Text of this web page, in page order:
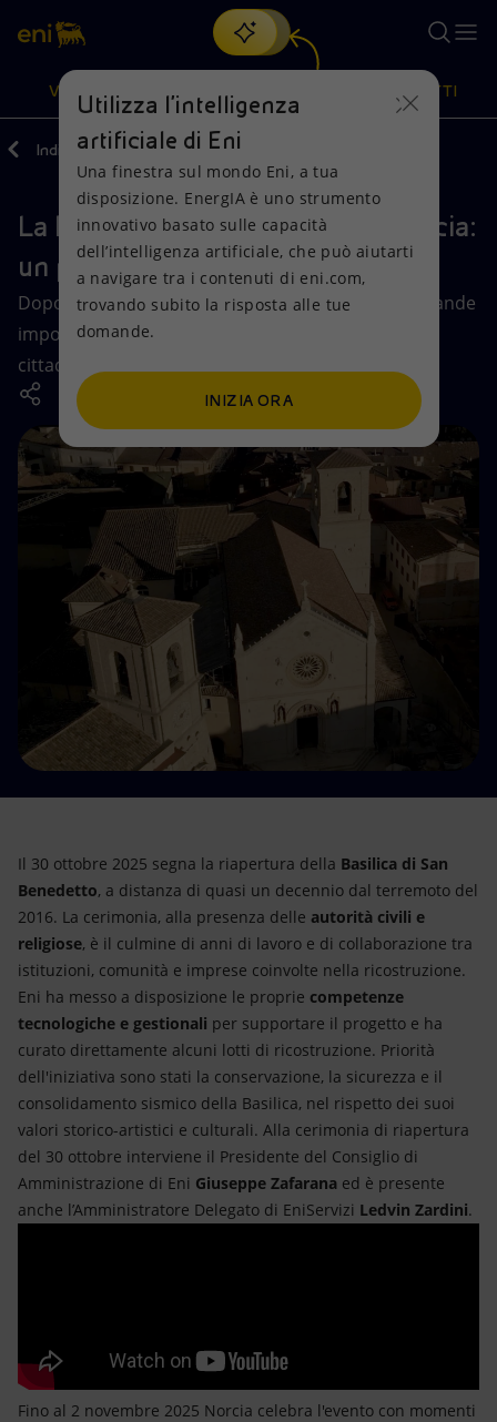
Cerca
scopri EnergIA, la nostra nuova soluzione di intelligenza
artificiale.
VISIONE
Visione
Mission e valori
Persone e Partnership
Net Zero
Modello satellitare
Energia accessibile
Innovazione
Scenari energetici
Azioni
Diversificazione energetica
Tecnologie per la transizione
Collaborazioni per l'innovazione
Attività nel mondo
PRODOTTI
Prodotti
Casa
Imprese
Mobilità
Indietro Media Eventi
La Basilica di San Benedetto a Norcia:
un progetto di rinascita
Dopo nove anni dal sisma del 2016, un luogo di grande
importanza spirituale e culturale viene restituito ai
cittadini.
Il 30 ottobre 2025 segna la riapertura della Basilica di San
Benedetto, a distanza di quasi un decennio dal terremoto del
2016. La cerimonia, alla presenza delle autorità civili e
religiose, è il culmine di anni di lavoro e di collaborazione tra
istituzioni, comunità e imprese coinvolte nella ricostruzione.
Eni ha messo a disposizione le proprie competenze
tecnologiche e gestionali per supportare il progetto e ha
curato direttamente alcuni lotti di ricostruzione. Priorità
dell'iniziativa sono stati la conservazione, la sicurezza e il
consolidamento sismico della Basilica, nel rispetto dei suoi
valori storico-artistici e culturali. Alla cerimonia di riapertura
del 30 ottobre interviene il Presidente del Consiglio di
Amministrazione di Eni Giuseppe Zafarana ed è presente
anche l’Amministratore Delegato di EniServizi Ledvin Zardini.
Fino al 2 novembre 2025 Norcia celebra l'evento con momenti
Utilizza l'intelligenza
artificiale di Eni
Una finestra sul mondo Eni, a tua
disposizione. EnergIA è uno strumento
innovativo basato sulle capacità
dell’intelligenza artificiale, che può aiutarti
a navigare tra i contenuti di eni.com,
trovando subito la risposta alle tue
domande.
INIZIA ORA